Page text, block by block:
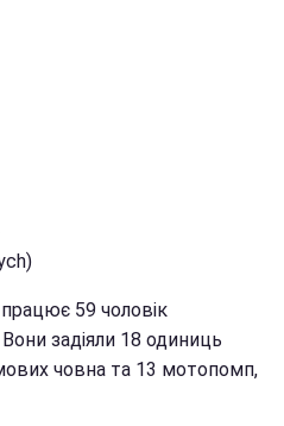
59 чоловік
задіяли 18 одиниць
човна та 13 мотопомп,